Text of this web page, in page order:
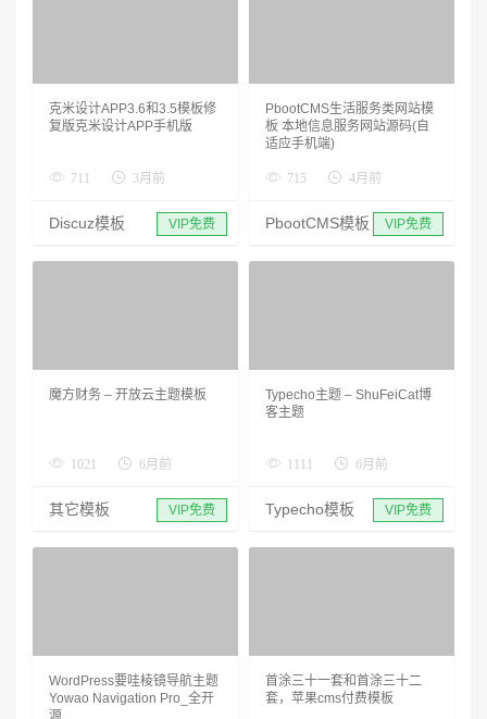
克米设计APP3.6和3.5模板修
复版克米设计APP手机版
711 3月前
Discuz模板 VIP免费
PbootCMS生活服务类网站模
板 本地信息服务网站源码(自
适应手机端)
715 4月前
PbootCMS模板 VIP免费
魔方财务 – 开放云主题模板
1021 6月前
其它模板 VIP免费
Typecho主题 – ShuFeiCat博
客主题
1111 6月前
Typecho模板 VIP免费
WordPress要哇棱镜导航主题
Yowao Navigation Pro_全开
源
首涂三十一套和首涂三十二
套，苹果cms付费模板